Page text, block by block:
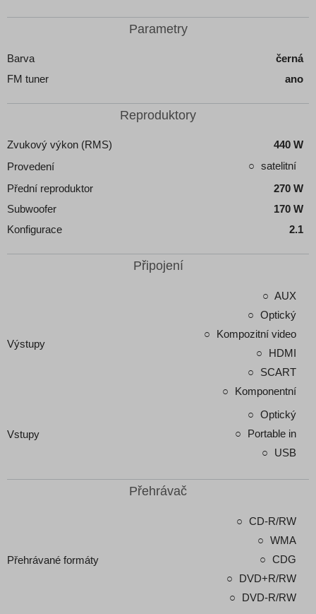
Parametry
Barva
černá
FM tuner
ano
Reproduktory
Zvukový výkon (RMS)
440 W
Provedení
satelitní
Přední reproduktor
270 W
Subwoofer
170 W
Konfigurace
2.1
Připojení
Výstupy
AUX
Optický
Kompozitní video
HDMI
SCART
Komponentní
Vstupy
Optický
Portable in
USB
Přehrávač
Přehrávané formáty
CD-R/RW
WMA
CDG
DVD+R/RW
DVD-R/RW